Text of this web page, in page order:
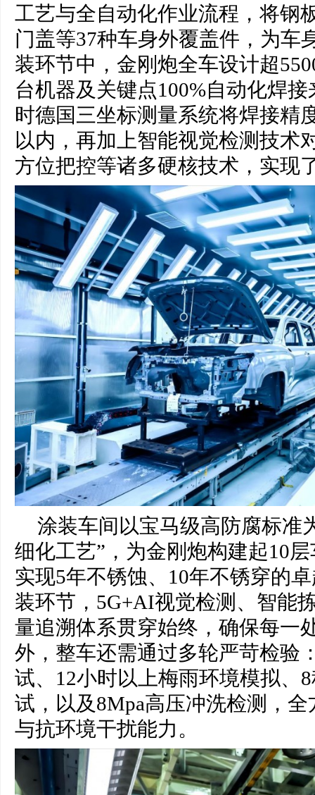
工艺与全自动化作业流程，将钢
门盖等37种车身外覆盖件，为车
装环节中，金刚炮全车设计超
台机器及关键点100%自动化焊
时德国三坐标测量系统将焊接精
以内，再加上智能视觉检测技术
方位把控等诸多硬核技术，实现
涂装车间以宝马级高防腐标准
细化工艺”，为金刚炮构建起10
实现5年不锈蚀、10年不锈穿的
装环节，5G+AI视觉检测、智能
量追溯体系贯穿始终，确保每一
外，整车还需通过多轮严苛检验
试、12小时以上梅雨环境模拟、
试，以及8Mpa高压冲洗检测，
与抗环境干扰能力。